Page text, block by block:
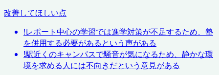
改善してほしい点
!レポート中心の学習では進学対策が不足するため、塾
を併用する必要があるという声がある
!駅近くのキャンパスで騒音が気になるため、静かな環
境を求める人には不向きだという意見がある